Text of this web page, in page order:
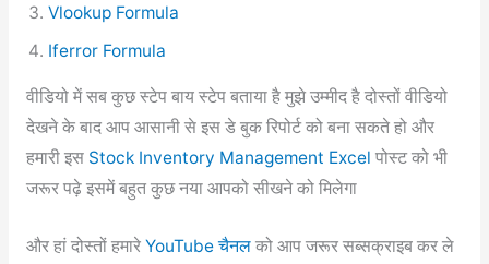
Vlookup Formula
Iferror Formula
वीडियो में सब कुछ स्टेप बाय स्टेप बताया है मुझे उम्मीद है दोस्तों वीडियो
देखने के बाद आप आसानी से इस डे बुक रिपोर्ट को बना सकते हो और
हमारी इस Stock Inventory Management Excel पोस्ट को भी
जरूर पढ़े इसमें बहुत कुछ नया आपको सीखने को मिलेगा
और हां दोस्तों हमारे YouTube चैनलको आप जरूर सब्सक्राइब कर ले